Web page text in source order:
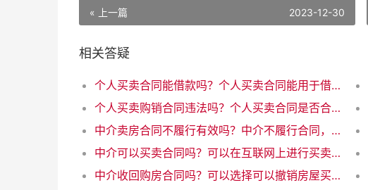
« 上一篇 2023-12-30
相关答疑
个人买卖合同能借款吗？个人买卖合同能用于借款吗？
个人买卖购销合同违法吗？个人买卖合同是否合法
中介卖房合同不履行有效吗？中介不履行合同，买卖房屋有效吗？
中介可以买卖合同吗？可以在互联网上进行买卖合同吗？
中介收回购房合同吗？可以选择可以撤销房屋买卖合同吗？作为新标题。